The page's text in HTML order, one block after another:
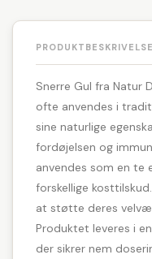
PRODUKTBESKRIVELSE
Snerre Gul fra Natur
ofte anvendes i
sine naturlige
fordøjelsen og
anvendes som en te
forskellige
at støtte deres
Produktet leveres i
der sikrer nem